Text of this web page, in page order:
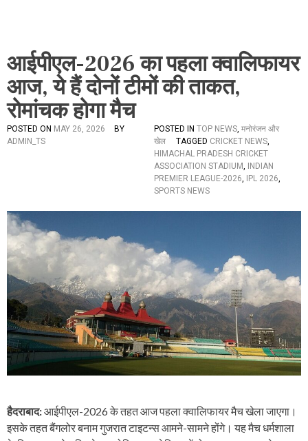
आईपीएल-2026 का पहला क्वालिफायर
आज, ये हैं दोनों टीमों की ताकत,
रोमांचक होगा मैच
POSTED ON MAY 26, 2026
BY
ADMIN_TS
POSTED IN TOP NEWS, मनोरंजन और
खेल
TAGGED CRICKET NEWS,
HIMACHAL PRADESH CRICKET
ASSOCIATION STADIUM,
INDIAN
PREMIER LEAGUE-2026, IPL 2026,
SPORTS NEWS
हैदराबाद:आईपीएल-2026 के तहत आज पहला क्वालिफायर मैच खेला जाएगा।
इसके तहत बैंगलोर बनाम गुजरात टाइटन्स आमने-सामने होंगे। यह मैच धर्मशाला